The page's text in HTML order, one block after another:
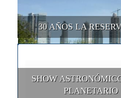
30 AÑOS LA
SHOW
PLANETARIO